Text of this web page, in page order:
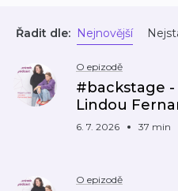
Řadit dle: Nejnovější
O epizodě
#backstage -
Lindou
6. 7. 2026 37 min
O epizodě